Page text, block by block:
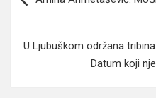
članaka
U Ljubuškom održana
Datum koji